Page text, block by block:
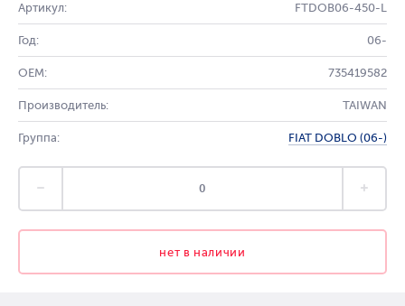
Артикул: FTDOB06-450-L
Год: 06-
OEM: 735419582
Производитель: TAIWAN
Группа: FIAT DOBLO (06-)
нет в наличии